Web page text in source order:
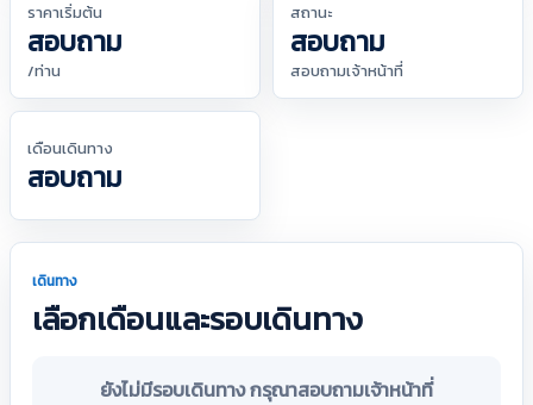
ราคาเริ่มต้น
สอบถาม
/ท่าน
สถานะ
สอบถาม
สอบถามเจ้าหน้าที่
เดือนเดินทาง
สอบถาม
เดินทาง
เลือกเดือนและรอบเดินทาง
ยังไม่มีรอบเดินทาง กรุณาสอบถามเจ้าหน้าที่